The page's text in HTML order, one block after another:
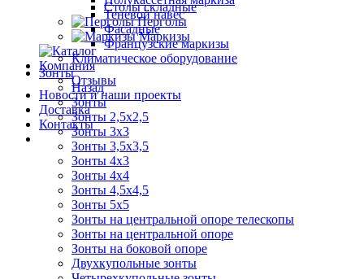
Столы складные
Перголы
Маркизы
Компания
Отзывы
Новости и наши проекты
Доставка
Контакты
Теневой навес
Фасадные
Французские маркизы
Климатическое оборудование
Зонты
Назад
Зонты
Зонты 2,5х2,5
Зонты 3х3
Зонты 3,5х3,5
Зонты 4х3
Зонты 4х4
Зонты 4,5х4,5
Зонты 5х5
Зонты на центральной опоре телескопы
Зонты на центральной опоре
Зонты на боковой опоре
Двухкупольные зонты